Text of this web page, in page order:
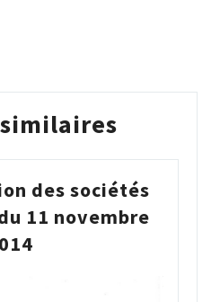
des sociétés
11 novembre